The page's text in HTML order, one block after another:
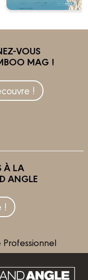
VOUS
MAG !
!
À LA
ANGLE
!